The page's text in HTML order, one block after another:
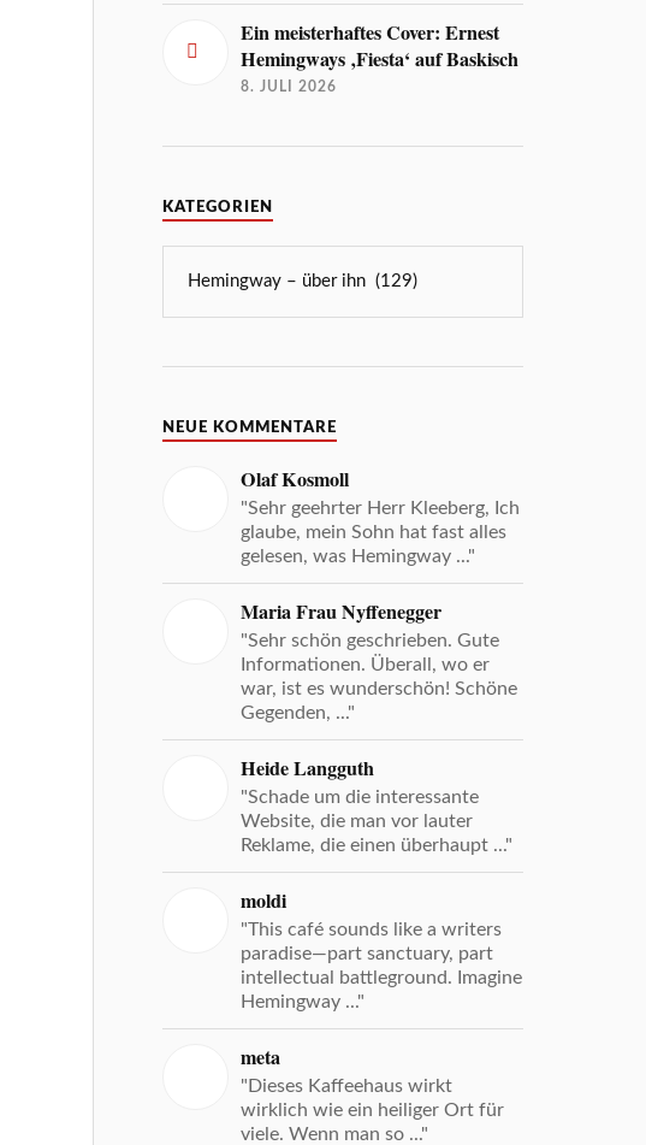
Ein meisterhaftes Cover: Ernest
Hemingways ‚Fiesta‘ auf Baskisch
8. JULI 2026
KATEGORIEN
NEUE KOMMENTARE
Olaf Kosmoll
"Sehr geehrter Herr Kleeberg, Ich
glaube, mein Sohn hat fast alles
gelesen, was Hemingway ..."
Maria Frau Nyffenegger
"Sehr schön geschrieben. Gute
Informationen. Überall, wo er
war, ist es wunderschön! Schöne
Gegenden, ..."
Heide Langguth
"Schade um die interessante
Website, die man vor lauter
Reklame, die einen überhaupt ..."
moldi
"This café sounds like a writers
paradise—part sanctuary, part
intellectual battleground. Imagine
Hemingway ..."
meta
"Dieses Kaffeehaus wirkt
wirklich wie ein heiliger Ort für
viele. Wenn man so ..."